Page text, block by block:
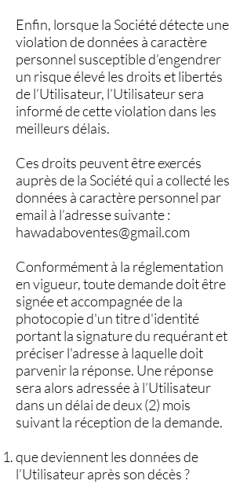
Enfin, lorsque la Société détecte une
violation de données à caractère
personnel susceptible d’engendrer
un risque élevé les droits et libertés
de l’Utilisateur, l’Utilisateur sera
informé de cette violation dans les
meilleurs délais.
Ces droits peuvent être exercés
auprès de la Société qui a collecté les
données à caractère personnel par
email à l’adresse suivante :
hawadaboventes@gmail.com
Conformément à la réglementation
en vigueur, toute demande doit être
signée et accompagnée de la
photocopie d'un titre d'identité
portant la signature du requérant et
préciser l'adresse à laquelle doit
parvenir la réponse. Une réponse
sera alors adressée à l’Utilisateur
dans un délai de deux (2) mois
suivant la réception de la demande.
que deviennent les données de
l’Utilisateur après son décès ?